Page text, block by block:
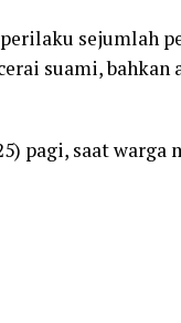
sejumlah
suami,
pagi, saat warga